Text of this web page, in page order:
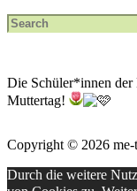
Die Schüler*innen der
Muttertag!
Copyright © 2026 me-
Durch die weitere